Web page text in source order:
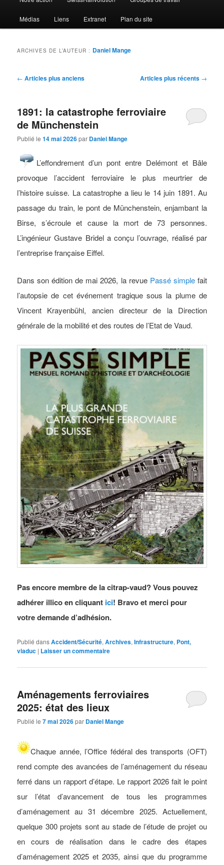
Médias Liens Extranet Plan du site
ARCHIVES DE L’AUTEUR : Daniel Mange
Navigation
articles
← Articles plus anciens Articles plus récents →
1891: la catastrophe ferroviaire
de Münchenstein
Publié le14 mai 2026par Daniel Mange
L’effondrement d’un pont entre Delémont et Bâle
provoque l’accident ferroviaire le plus meurtrier de
l’histoire suisse. La catastrophe a lieu le 14 juin 1891. Au
passage du train, le pont de Münchenstein, enjambant la
Birse, s’écroule et cause la mort de 73 personnes.
L’ingénieur Gustave Bridel a conçu l’ouvrage, réalisé par
l’entreprise française Eiffel.
Dans son édition de mai 2026, la revue Passé simplefait
l’autopsie de cet événement tragique sous la plume de
Vincent Krayenbühl, ancien directeur de la Direction
générale de la mobilité et des routes de l’Etat de Vaud.
Pas encore membre de la citrap-vaud? Vous pouvez
adhérer illico en cliquant ici! Bravo et merci pour
votre demande d’adhésion.
Publié dansAccident/Sécurité,Archives,Infrastructure, Pont,
viaduc | Laisser un commentaire
Aménagements ferroviaires
2025: état des lieux
Publié le7 mai 2026par Daniel Mange
Chaque année, l’Office fédéral des transports (OFT)
rend compte des avancées de l’aménagement du réseau
ferré dans un rapport d’étape. Le rapport 2026 fait le point
sur l’état d’avancement de tous les programmes
d’aménagement au 31 décembre 2025. Actuellement,
quelque 300 projets sont au stade de l’étude de projet ou
en cours de réalisation dans le cadre des étapes
d’aménagement 2025 et 2035, ainsi que du programme